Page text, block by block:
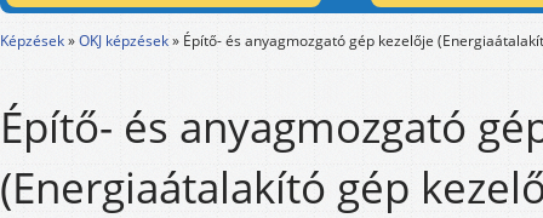
Képzések»OKJ képzések» Építő- és anyagmozgató gép kezelője
Építő- és anyagmozgató
(Energiaátalakító gép